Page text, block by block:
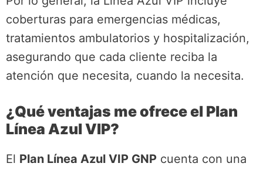
coberturas para emergencias médicas,
tratamientos ambulatorios y hospitalización,
asegurando que cada cliente reciba la
atención que necesita, cuando la necesita.
¿Qué ventajas me ofrece el Plan
Línea Azul VIP?
El Plan Línea Azul VIP GNP cuenta con una